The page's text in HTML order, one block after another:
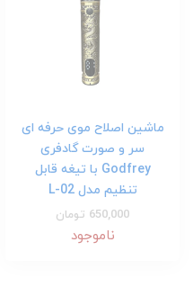
ماشین اصلاح موی حرفه ای
سر و صورت گادفری
Godfrey با تیغه قابل
تنظیم مدل L-02
650,000 تومان
ناموجود